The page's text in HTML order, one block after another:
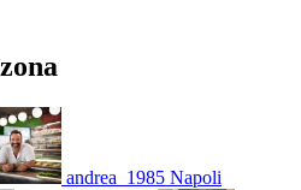
andrea_1985 Napoli